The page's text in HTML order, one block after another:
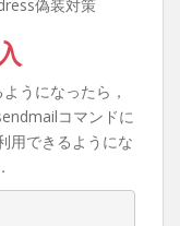
偽装対策
うになったら，
コマンドに
用できるようにな